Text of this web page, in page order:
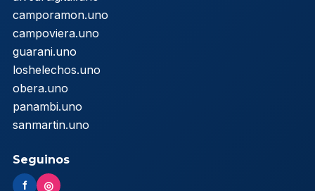
camporamon.uno
campoviera.uno
guarani.uno
loshelechos.uno
obera.uno
panambi.uno
sanmartin.uno
Seguinos
f ◎